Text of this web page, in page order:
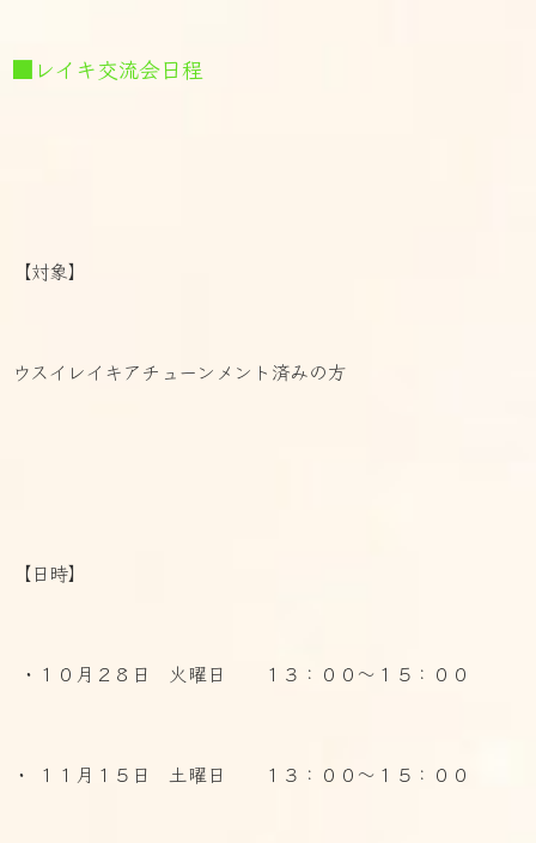
■レイキ交流会日程
【対象】
ウスイレイキアチューンメント済みの方
【日時】
・１０月２８日 火曜日 １３：００～１５：００
・ １１月１５日 土曜日 １３：００～１５：００